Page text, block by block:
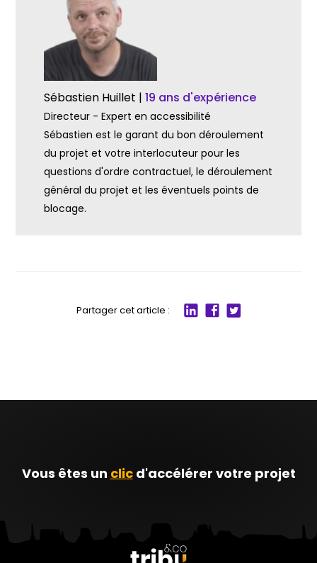
Sébastien Huillet |19 ans d'expérience
Directeur - Expert en accessibilité
Sébastien est le garant du bon déroulement
du projet et votre interlocuteur pour les
questions d'ordre contractuel, le déroulement
général du projet et les éventuels points de
blocage.
Partager cet article :
PartagerPartagerPartager
Vous êtes un clicd'accélérer votre projet